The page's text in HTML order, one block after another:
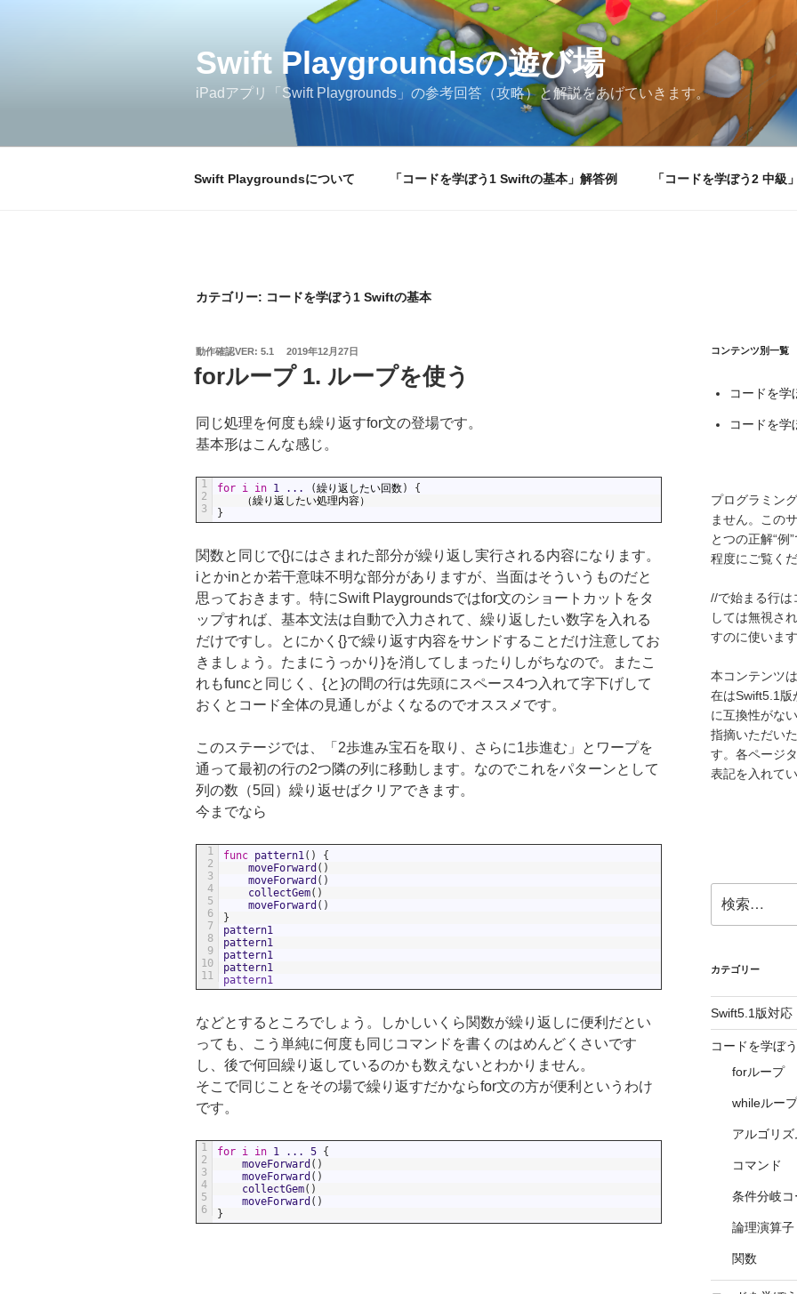
Swift Playgroundsの遊び場
iPadアプリ「Swift Playgrounds」の参考回答（攻略）と解説をあげていきます。
Swift Playgroundsについて 「コードを学ぼう1 Swiftの基本」解答例 「コードを学ぼう2 中級
カテゴリー: コードを学ぼう1 Swiftの基本
動作確認VER: 5.1
投
稿
日:
2019年12月27日
forループ 1. ループを使う
同じ処理を何度も繰り返すfor文の登場です。
基本形はこんな感じ。
1
2
3
for i in 1 ... (繰り返したい回数)
{
（繰り返したい処理内容）
}
関数と同じで{}にはさまれた部分が繰り返し実行される内容になります。
iとかinとか若干意味不明な部分がありますが、当面はそういうものだと
思っておきます。特にSwift Playgroundsではfor文のショートカットをタ
ップすれば、基本文法は自動で入力されて、繰り返したい数字を入れる
だけですし。とにかく{}で繰り返す内容をサンドすることだけ注意してお
きましょう。たまにうっかり}を消してしまったりしがちなので。またこ
れもfuncと同じく、{と}の間の行は先頭にスペース4つ入れて字下げして
おくとコード全体の見通しがよくなるのでオススメです。
このステージでは、「2歩進み宝石を取り、さらに1歩進む」とワープを
通って最初の行の2つ隣の列に移動します。なのでこれをパターンとして
列の数（5回）繰り返せばクリアできます。
今までなら
1
2
3
4
5
6
7
8
9
10
11
func pattern1 ( )
{
moveForward ( )
moveForward ( )
collectGem( )
moveForward ( )
}
pattern1
pattern1
pattern1
pattern1
pattern1
などとするところでしょう。しかしいくら関数が繰り返しに便利だとい
っても、こう単純に何度も同じコマンドを書くのはめんどくさいです
し、後で何回繰り返しているのかも数えないとわかりません。
そこで同じことをその場で繰り返すだかならfor文の方が便利というわけ
です。
1
2
3
4
5
6
for i in 1 ... 5 {
moveForward ( )
moveForward ( )
collectGem( )
moveForward ( )
}
コンテンツ別一覧
コードを学
コードを学
プログラミン
ません。この
とつの正解“例
程度にご覧く
//で始まる行は
しては無視さ
すのに使いま
本コンテンツ
在はSwift5.1版
に互換性がな
指摘いただい
す。各ページ
表記を入れて
索:
カテゴリー
Swift5.1版対応
コードを学ぼ
forループ
whileループ
アルゴリズ
コマンド
条件分岐コ
論理演算子
関数